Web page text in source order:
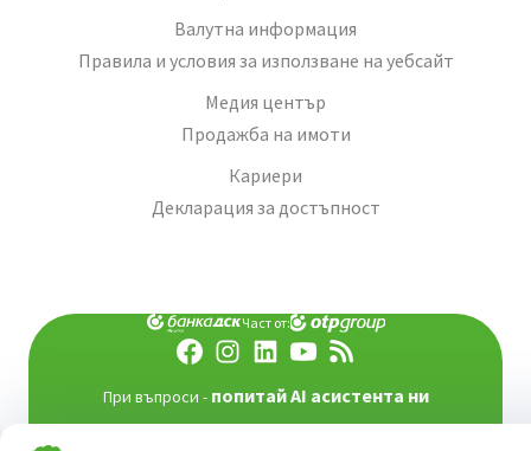
Валутна информация
Правила и условия за използване на уебсайт
Медия център
Продажба на имоти
Кариери
Декларация за достъпност
Част от:
При въпроси - попитай AI асистента ни